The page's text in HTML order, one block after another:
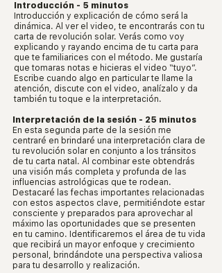
Introducción - 5 minutos
Introducción y explicación de cómo será la
dinámica. Al ver el video, te encontrarás con tu
carta de revolución solar. Verás como voy
explicando y rayando encima de tu carta para
que te familiarices con el método. Me gustaría
que tomaras notas e hicieras el video “tuyo”.
Escribe cuando algo en particular te llame la
atención, discute con el video, analízalo y da
también tu toque e la interpretación.
nterpretación de la sesión - 25 minutos
En esta segunda parte de la sesión me
centraré en brindaré una interpretación clara de
tu revolución solar en conjunto a los tránsitos
de tu carta natal. Al combinar este obtendrás
una visión más completa y profunda de las
influencias astrológicas que te rodean.
Destacaré las fechas importantes relacionadas
con estos aspectos clave, permitiéndote estar
consciente y preparados para aprovechar al
máximo las oportunidades que se presenten
en tu camino. Identificaremos el área de tu vida
que recibirá un mayor enfoque y crecimiento
personal, brindándote una perspectiva valiosa
para tu desarrollo y realización.